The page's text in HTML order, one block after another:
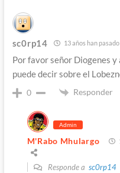
sc0rp14 13 años han
Por favor señor Diogenes
puede decir sobre el
0 Responder
Admin
M'Rabo Mhulargo
Responde a sc0rp14